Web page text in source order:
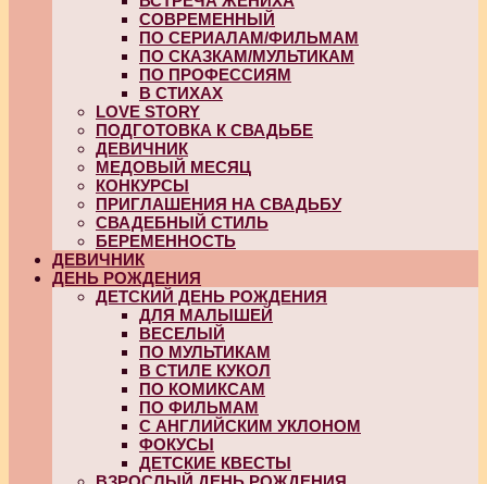
СОВРЕМЕННЫЙ
ПО СЕРИАЛАМ/ФИЛЬМАМ
ПО СКАЗКАМ/МУЛЬТИКАМ
ПО ПРОФЕССИЯМ
В СТИХАХ
LOVE STORY
ПОДГОТОВКА К СВАДЬБЕ
ДЕВИЧНИК
МЕДОВЫЙ МЕСЯЦ
КОНКУРСЫ
ПРИГЛАШЕНИЯ НА СВАДЬБУ
СВАДЕБНЫЙ СТИЛЬ
БЕРЕМЕННОСТЬ
ДЕВИЧНИК
ДЕНЬ РОЖДЕНИЯ
ДЕТСКИЙ ДЕНЬ РОЖДЕНИЯ
ДЛЯ МАЛЫШЕЙ
ВЕСЕЛЫЙ
ПО МУЛЬТИКАМ
В СТИЛЕ КУКОЛ
ПО КОМИКСАМ
ПО ФИЛЬМАМ
С АНГЛИЙСКИМ УКЛОНОМ
ФОКУСЫ
ДЕТСКИЕ КВЕСТЫ